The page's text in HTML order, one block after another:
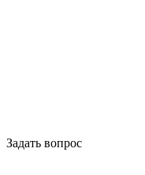
Задать вопрос